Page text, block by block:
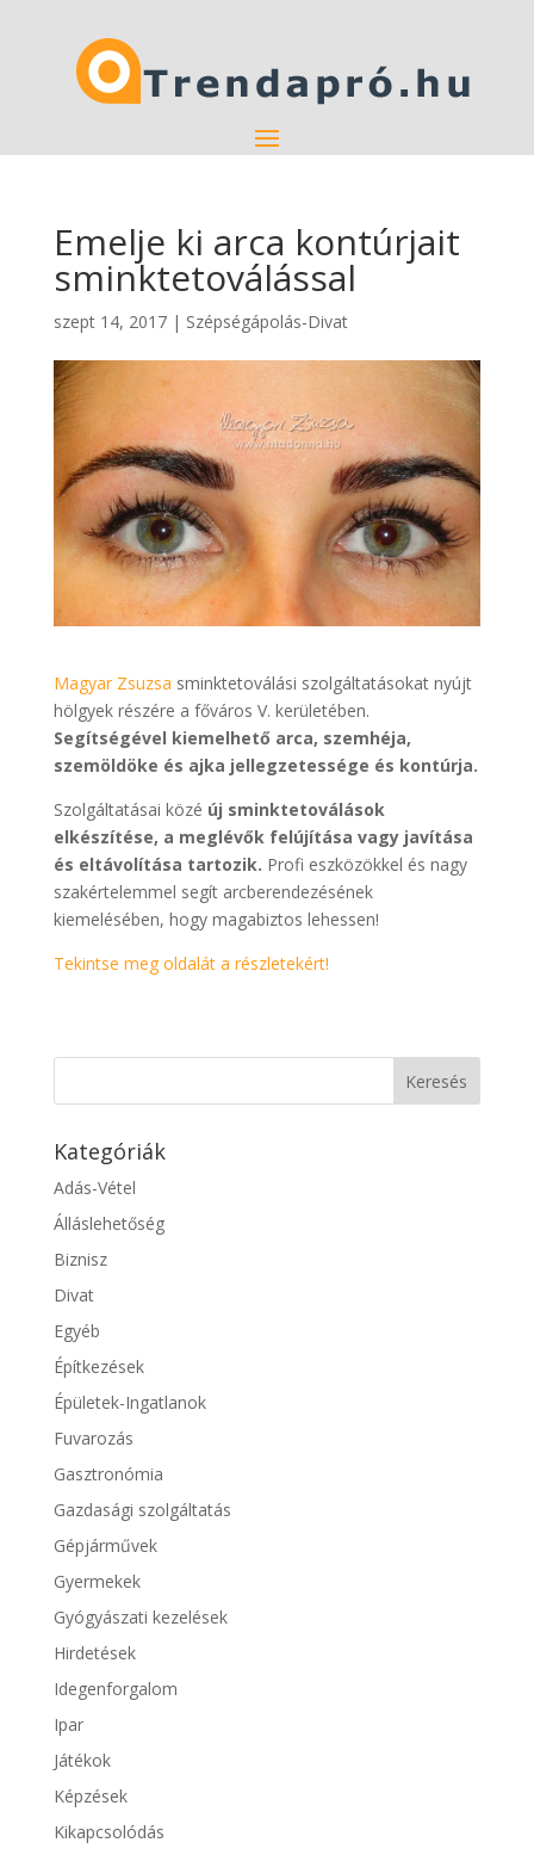
Emelje ki arca kontúrjait
sminktetoválással
szept 14, 2017| Szépségápolás-Divat
Magyar Zsuzsa sminktetoválási szolgáltatásokat nyújt
hölgyek részére a főváros V. kerületében.
Segítségével kiemelhető arca, szemhéja,
szemöldöke és ajka jellegzetessége és kontúrja.
Szolgáltatásai közé új sminktetoválások
elkészítése, a meglévők felújítása vagy javítása
és eltávolítása tartozik. Profi eszközökkel és nagy
szakértelemmel segít arcberendezésének
kiemelésében, hogy magabiztos lehessen!
Tekintse meg oldalát a részletekért!
Kategóriák
Adás-Vétel
Álláslehetőség
Biznisz
Divat
Egyéb
Építkezések
Épületek-Ingatlanok
Fuvarozás
Gasztronómia
Gazdasági szolgáltatás
Gépjárművek
Gyermekek
Gyógyászati kezelések
Hirdetések
Idegenforgalom
Ipar
Játékok
Képzések
Kikapcsolódás